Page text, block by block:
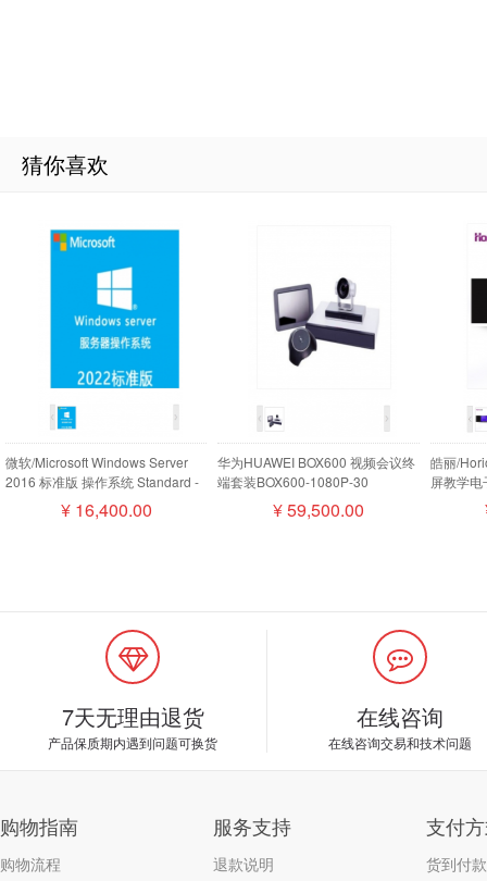
猜你喜欢
微软/Microsoft Windows Server
2016 标准版 操作系统 Standard -
16 Core License Pack
¥16,400.00
华为HUAWEI BOX600 视频会议终
端套装BOX600-1080P-30
camera200摄像机MIC500全向麦
¥59,500.00
皓丽/
屏教学
7天无理由退货
产品保质期内遇到问题可换货
在线咨询
在线咨询交易和技术问题
购物指南
购物流程
服务支持
退款说明
支付
货到付款